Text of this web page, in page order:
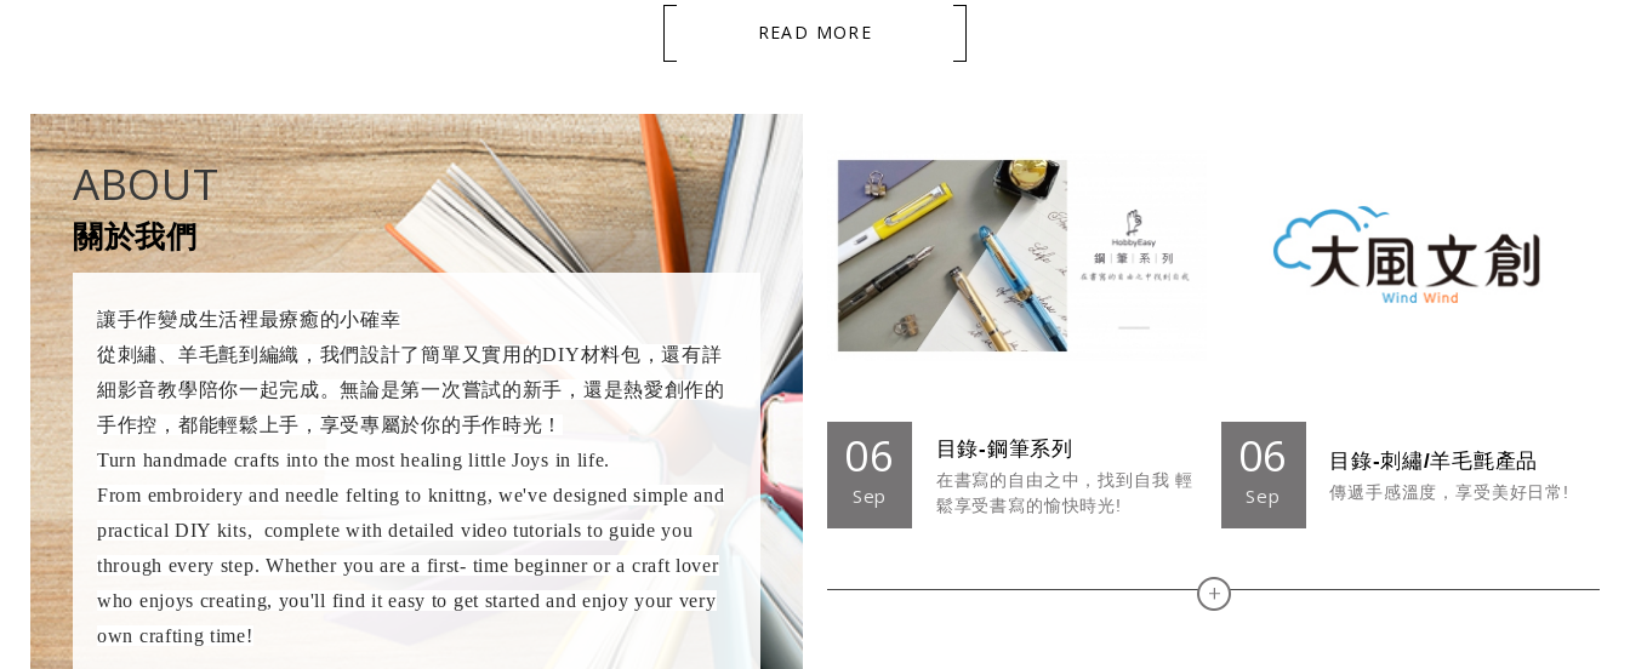
READ MORE
ABOUT
關於我們
讓手作變成生活裡最療癒的小確幸
從刺繡、羊毛氈到編織，我們設計了簡單又實用的DIY材料包，還有詳
細影音教學陪你一起完成。無論是第一次嘗試的新手，還是熱愛創作的
手作控，都能輕鬆上手，享受專屬於你的手作時光！
Turn handmade crafts into the most healing little Joys in life.
From embroidery and needle felting to knittng, we've designed simple and
practical DIY kits, complete with detailed video tutorials to guide you
through every step. Whether you are a first- time beginner or a craft lover
who enjoys creating, you'll find it easy to get started and enjoy your very
own crafting time!
06
Sep
目錄-鋼筆系列
在書寫的自由之中，找到自我 輕
鬆享受書寫的愉快時光!
06
Sep
目錄-刺繡/羊毛氈產品
傳遞手感溫度，享受美好日常!